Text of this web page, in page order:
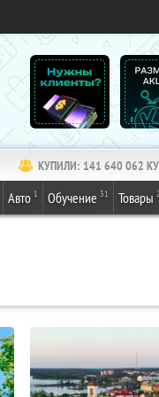
КУПИЛИ: 141 640 064
Авто 1 Обучение 31 Товары